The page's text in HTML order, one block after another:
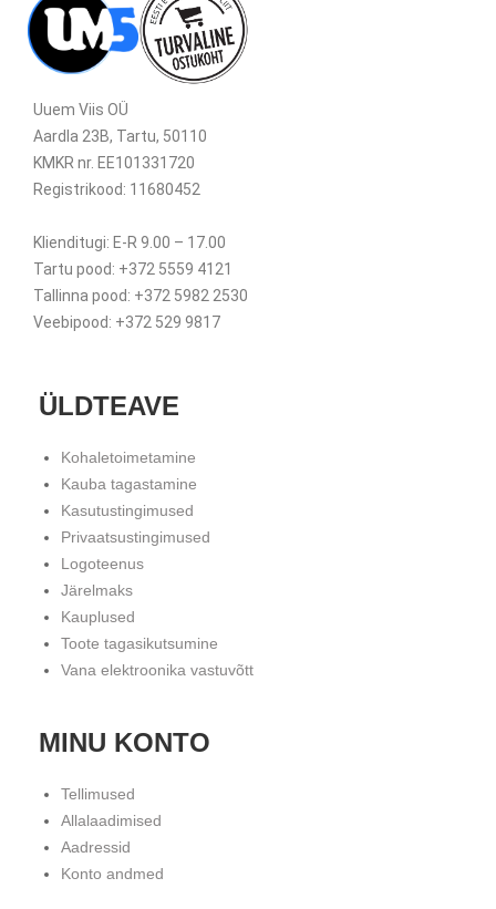
Uuem Viis OÜ
Aardla 23B, Tartu, 50110
KMKR nr. EE101331720
Registrikood: 11680452
Klienditugi: E-R 9.00 – 17.00
Tartu pood: +372 5559 4121
Tallinna pood: +372 5982 2530
Veebipood: +372 529 9817
ÜLDTEAVE
Kohaletoimetamine
Kauba tagastamine
Kasutustingimused
Privaatsustingimused
Logoteenus
Järelmaks
Kauplused
Toote tagasikutsumine
Vana elektroonika vastuvõtt
MINU KONTO
Tellimused
Allalaadimised
Aadressid
Konto andmed